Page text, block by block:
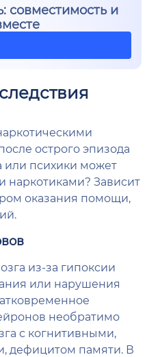
совместимость и
острого эпизода
или психики может
наркотиками? Зависит
оказания помощи,
из-за гипоксии
или нарушения
необратимо
с когнитивными,
дефицитом памяти. В